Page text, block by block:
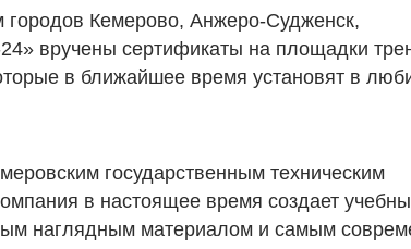
Кемерово, Анжеро-Судженск,
вручены сертификаты на площадки
в ближайшее время установят в
государственным техническим
в настоящее время создает
наглядным материалом и самым